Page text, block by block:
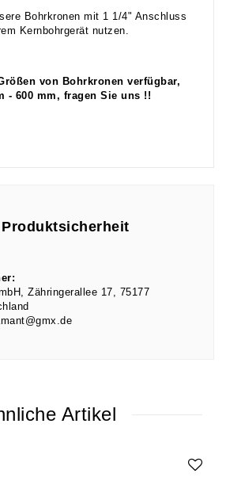
Bohrkronen mit 1 1/4" Anschluss
Kernbohrgerät nutzen.
von Bohrkronen verfügbar,
- 600 mm, fragen Sie uns !!
Zähringerallee 17
75177
Artikel